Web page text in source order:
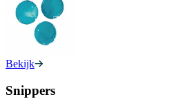
Bekijk
Snippers